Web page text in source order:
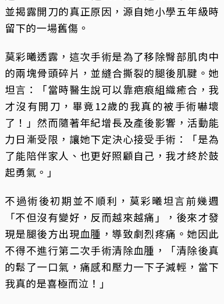
並揭露開刀的真正原因，源自她小學五年級時
留下的一場舊傷。
莫彩曦透露，這次手術是為了移除臀部肌肉中
的兩塊骨頭碎片，並縫合撕裂的腿後肌腱。她
坦言：「當時醫生說可以靠疤痕組織癒合，我
才沒有開刀，畢竟12歲的我真的被手術嚇壞
了！」然而隨著年紀增長及產後影響，活動能
力日漸受限，讓她下定決心接受手術：「是為
了能陪伴家人、也更好照顧自己，我才終於鼓
起勇氣。」
不過術後初期並不順利，莫彩曦坦言前幾週
「不但沒有變好，反而越來越痛」，後來才發
現是腿後方出現血腫，導致劇烈疼痛。她因此
不得不進行第二次手術清除血腫，「清除後真
的鬆了一口氣，痛感和壓力一下子減輕，當下
我真的是喜極而泣！」